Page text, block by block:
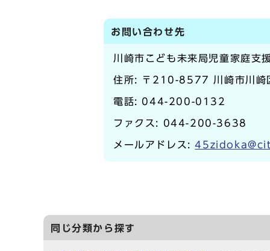
お問い合わせ先
川崎市こども未来局児童家庭支
住所: 〒210-8577 川崎市川崎
電話: 044-200-0132
ファクス: 044-200-3638
メールアドレス:
同じ分類から探す